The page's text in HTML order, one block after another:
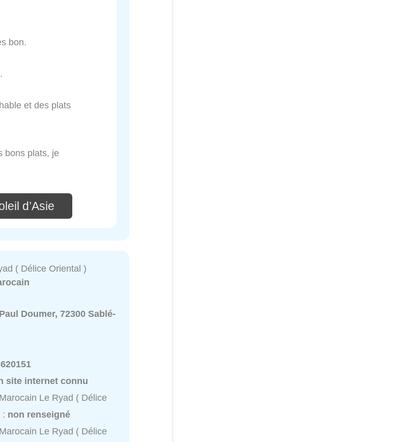
bon.
et des plats
bons plats, je
d’Asie
( Délice Oriental )
Doumer, 72300 Sablé-
site internet connu
Le Ryad ( Délice
: non renseigné
Le Ryad ( Délice